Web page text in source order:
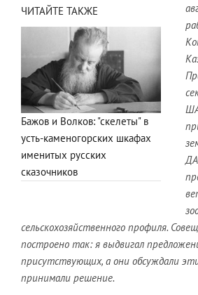
ЧИТАЙТЕ ТАКЖЕ
Бажов и Волков: "скелеты" в
усть-каменогорских шкафах
именитых русских
сказочников
сельскохозяйственного профиля.
построено так: я выдвигал
присутствующих, а они обсуждали
принимали решение.